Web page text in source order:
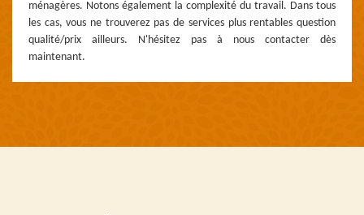
ménagères. Notons également la complexité du travail. Dans tous
les cas, vous ne trouverez pas de services plus rentables question
qualité/prix ailleurs. N'hésitez pas à nous contacter dès
maintenant.